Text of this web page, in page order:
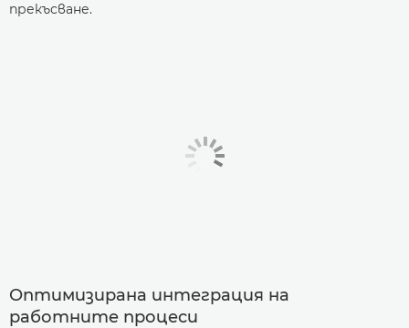
прекъсване.
Оптимизирана интеграция на
работните процеси